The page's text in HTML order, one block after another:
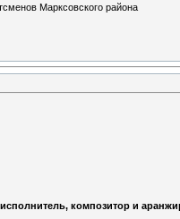
Марксовского района
композитор и